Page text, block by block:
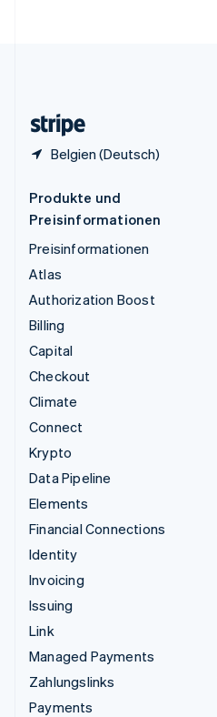
Belgien (Deutsch)
Produkte und
Preisinformationen
Preisinformationen
Atlas
Authorization Boost
Billing
Capital
Checkout
Climate
Connect
Krypto
Data Pipeline
Elements
Financial Connections
Identity
Invoicing
Issuing
Link
Managed Payments
Zahlungslinks
Payments